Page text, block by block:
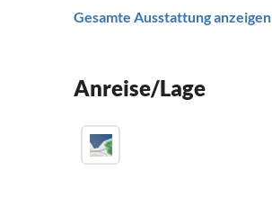
Gesamte Ausstattung anzeigen
Anreise/Lage